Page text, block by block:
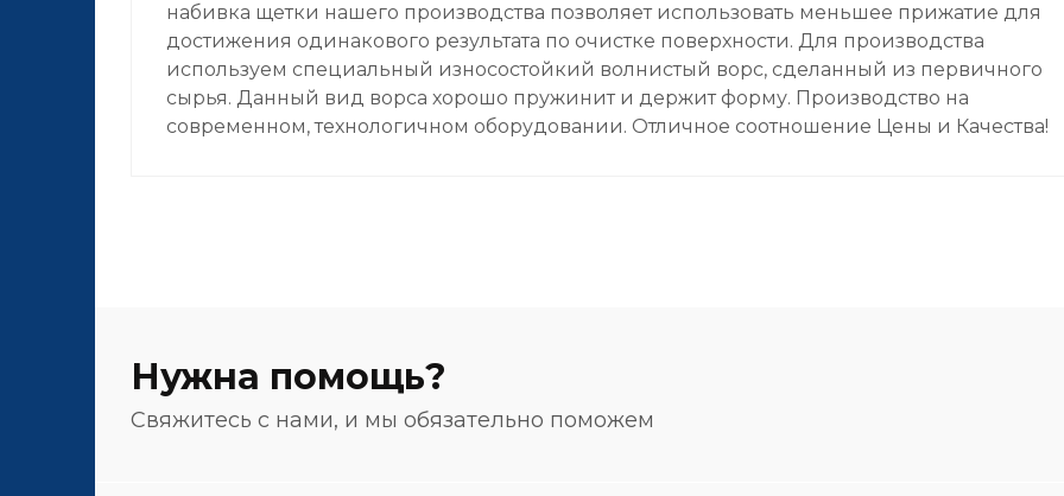
набивка щетки нашего производства позволяет использовать меньшее прижатие для
достижения одинакового результата по очистке поверхности. Для производства
используем специальный износостойкий волнистый ворс, сделанный из первичного
сырья. Данный вид ворса хорошо пружинит и держит форму. Производство на
современном, технологичном оборудовании. Отличное соотношение Цены и Качества!
Нужна помощь?
Свяжитесь с нами, и мы обязательно поможем